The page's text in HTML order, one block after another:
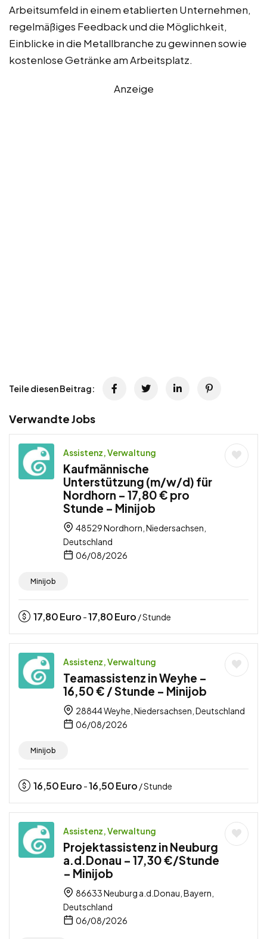
Arbeitsumfeld in einem etablierten Unternehmen,
regelmäßiges Feedback und die Möglichkeit,
Einblicke in die Metallbranche zu gewinnen sowie
kostenlose Getränke am Arbeitsplatz.
Anzeige
Teile diesen Beitrag:
Verwandte Jobs
Assistenz, Verwaltung
Kaufmännische
Unterstützung (m/w/d) für
Nordhorn – 17,80 € pro
Stunde – Minijob
48529 Nordhorn, Niedersachsen,
Deutschland
06/08/2026
Minijob
17,80Euro -17,80Euro / Stunde
Assistenz, Verwaltung
Teamassistenz in Weyhe –
16,50 € / Stunde – Minijob
28844 Weyhe, Niedersachsen, Deutschland
06/08/2026
Minijob
16,50Euro -16,50Euro / Stunde
Assistenz, Verwaltung
Projektassistenz in Neuburg
a.d.Donau – 17,30 €/Stunde
– Minijob
86633 Neuburg a.d.Donau, Bayern,
Deutschland
06/08/2026